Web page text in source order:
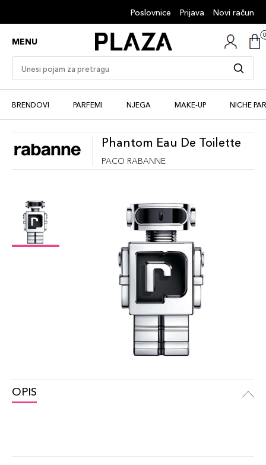
Poslovnice Prijava Novi račun
MENU
BRENDOVI PARFEMI NJEGA MAKE-UP NICHE
Phantom Eau De Toilette
PACO RABANNE
OPIS